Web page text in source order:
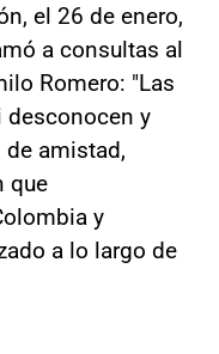
el 26 de enero,
a consultas al
Romero: "Las
desconocen y
amistad,
que
y
a lo largo de